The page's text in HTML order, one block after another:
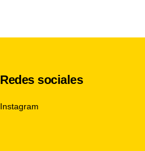
Redes sociales
Instagram